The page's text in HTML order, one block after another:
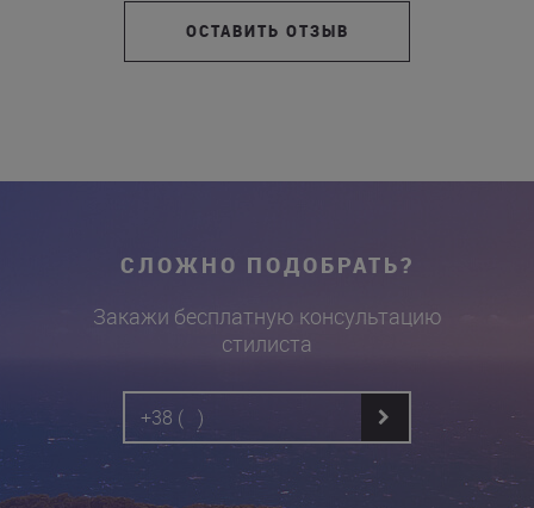
ОСТАВИТЬ ОТЗЫВ
СЛОЖНО ПОДОБРАТЬ?
Закажи бесплатную консультацию
стилиста